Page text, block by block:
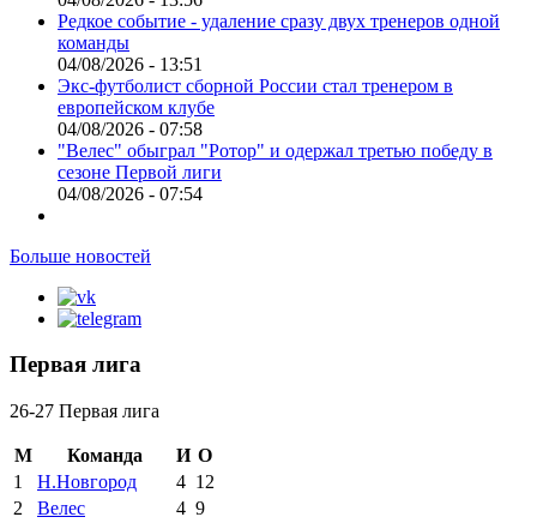
Редкое событие - удаление сразу двух тренеров одной
команды
04/08/2026 - 13:51
Экс-футболист сборной России стал тренером в
европейском клубе
04/08/2026 - 07:58
"Велес" обыграл "Ротор" и одержал третью победу в
сезоне Первой лиги
04/08/2026 - 07:54
Больше новостей
Первая лига
26-27 Первая лига
М Команда И О
1
Н.Новгород 4 12
2
Велес 4 9